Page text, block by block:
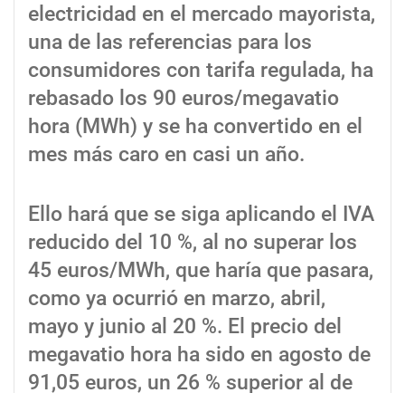
electricidad en el mercado mayorista,
una de las referencias para los
consumidores con tarifa regulada, ha
rebasado los 90 euros/megavatio
hora (MWh) y se ha convertido en el
mes más caro en casi un año.
Ello hará que se siga aplicando el IVA
reducido del 10 %, al no superar los
45 euros/MWh, que haría que pasara,
como ya ocurrió en marzo, abril,
mayo y junio al 20 %. El precio del
megavatio hora ha sido en agosto de
91,05 euros, un 26 % superior al de